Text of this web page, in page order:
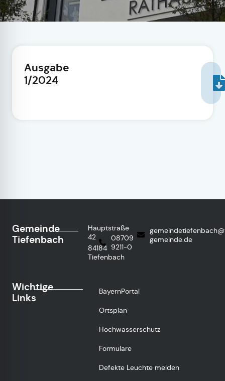
Ausgabe
1/2024
Gemeinde
Tiefenbach
Hauptstraße
42
84184
Tiefenbach
08709
9211-0
gemeinde.de
Wichtige
Links
BayernPortal
Ortsplan
Hochwasserschutz
Formulare
Defekte Leuchte melden